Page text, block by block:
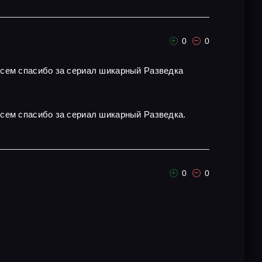
0 0
спасибо за сериал шикарный Разведка
спасибо за сериал шикарный Разведка.
0 0